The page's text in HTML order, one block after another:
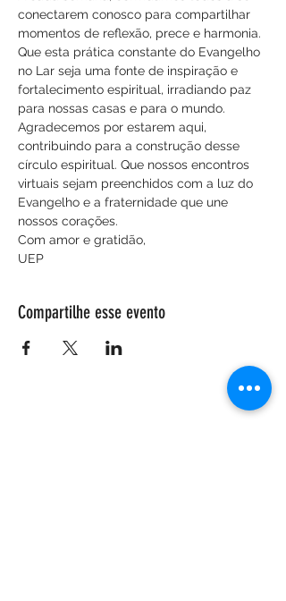
conectarem conosco para compartilhar
momentos de reflexão, prece e harmonia.
Que esta prática constante do Evangelho
no Lar seja uma fonte de inspiração e
fortalecimento espiritual, irradiando paz
para nossas casas e para o mundo.
Agradecemos por estarem aqui,
contribuindo para a construção desse
círculo espiritual. Que nossos encontros
virtuais sejam preenchidos com a luz do
Evangelho e a fraternidade que une
nossos corações.
Com amor e gratidão,
UEP
Compartilhe esse evento